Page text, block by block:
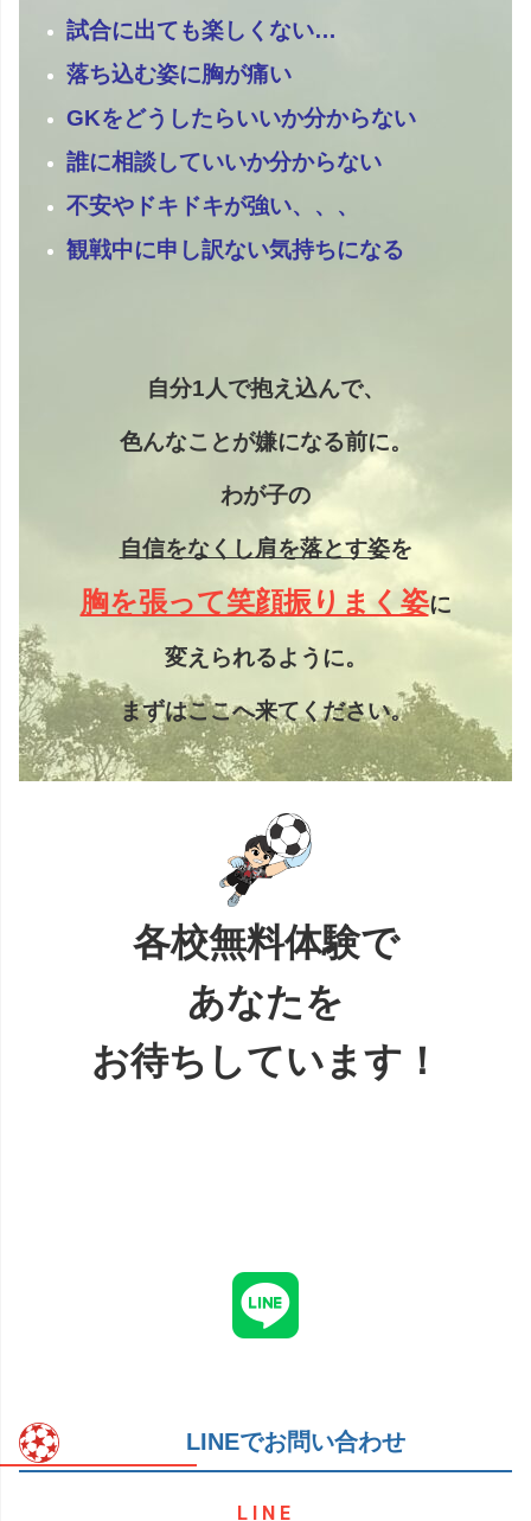
試合に出ても楽しくない…
落ち込む姿に胸が痛い
GKをどうしたらいいか分からない
誰に相談していいか分からない
不安やドキドキが強い、、、
観戦中に申し訳ない気持ちになる
自分1人で抱え込んで、
色んなことが嫌になる前に。
わが子の
自信をなくし肩を落とす姿を
胸を張って笑顔振りまく姿に
変えられるように。
まずはここへ来てください。
各校無料体験で
あなたを
お待ちしています！
LINEでお問い合わせ
LINE